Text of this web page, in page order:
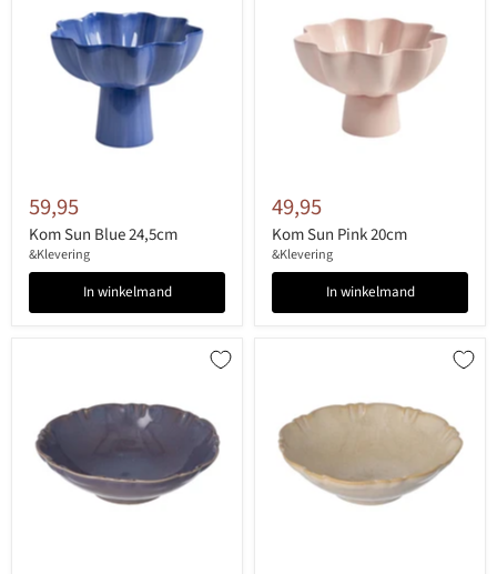
59,95
Kom Sun Blue 24,5cm
&Klevering
In winkelmand
49,95
Kom Sun Pink 20cm
&Klevering
In winkelmand